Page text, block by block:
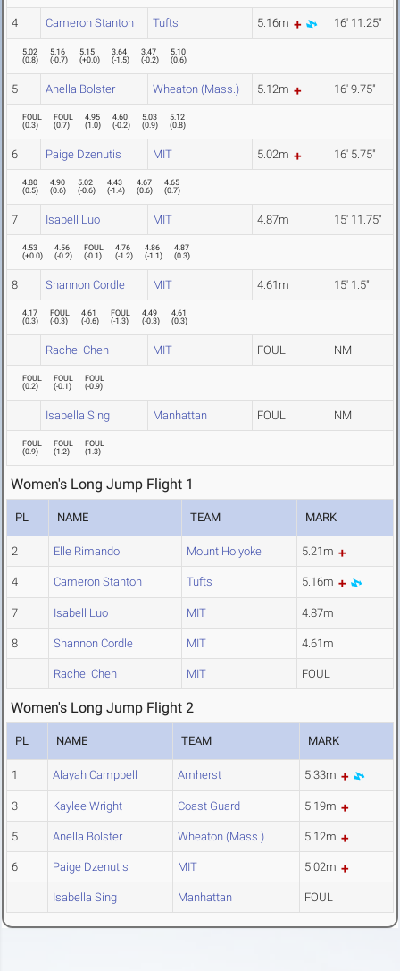
4 Cameron Stanton Tufts 5.16m 16' 11.25"
5.02
(0.8)
5.16
(-0.7)
5.15
(+0.0)
3.64
(-1.5)
3.47
(-0.2)
5.10
(0.6)
5 Anella Bolster Wheaton (Mass.) 5.12m 16' 9.75"
FOUL
(0.3)
FOUL
(0.7)
4.95
(1.0)
4.60
(-0.2)
5.03
(0.9)
5.12
(0.8)
6 Paige Dzenutis MIT 5.02m 16' 5.75"
4.80
(0.5)
4.90
(0.6)
5.02
(-0.6)
4.43
(-1.4)
4.67
(0.6)
4.65
(0.7)
7 Isabell Luo MIT 4.87m 15' 11.75"
4.53
(+0.0)
4.56
(-0.2)
FOUL
(-0.1)
4.76
(-1.2)
4.86
(-1.1)
4.87
(0.3)
8 Shannon Cordle MIT 4.61m 15' 1.5"
4.17
(0.3)
FOUL
(-0.3)
4.61
(-0.6)
FOUL
(-1.3)
4.49
(-0.3)
4.61
(0.3)
Rachel Chen MIT FOUL NM
FOUL
(0.2)
FOUL
(-0.1)
FOUL
(-0.9)
Isabella Sing Manhattan FOUL NM
FOUL
(0.9)
FOUL
(1.2)
FOUL
(1.3)
Women's Long Jump Flight 1
PL NAME TEAM MARK
2 Elle Rimando Mount Holyoke 5.21m
4 Cameron Stanton Tufts 5.16m
7 Isabell Luo MIT 4.87m
8 Shannon Cordle MIT 4.61m
Rachel Chen MIT FOUL
Women's Long Jump Flight 2
PL NAME TEAM MARK
1 Alayah Campbell Amherst 5.33m
3 Kaylee Wright Coast Guard 5.19m
5 Anella Bolster Wheaton (Mass.) 5.12m
6 Paige Dzenutis MIT 5.02m
Isabella Sing Manhattan FOUL